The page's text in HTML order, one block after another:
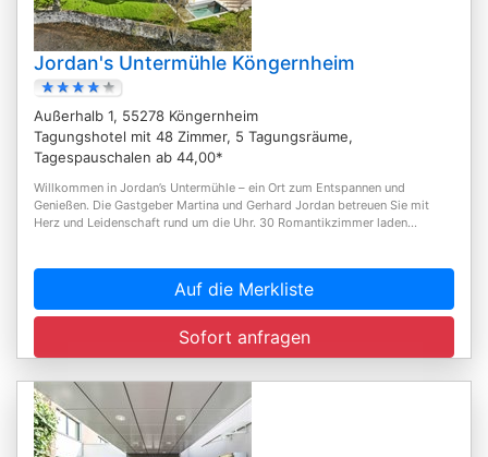
Jordan's Untermühle Köngernheim
Außerhalb 1, 55278 Köngernheim
Tagungshotel mit 48 Zimmer, 5 Tagungsräume,
Tagespauschalen ab 44,00*
Willkommen in Jordan’s Untermühle – ein Ort zum Entspannen und
Genießen. Die Gastgeber Martina und Gerhard Jordan betreuen Sie mit
Herz und Leidenschaft rund um die Uhr. 30 Romantikzimmer laden...
Auf die Merkliste
Sofort anfragen